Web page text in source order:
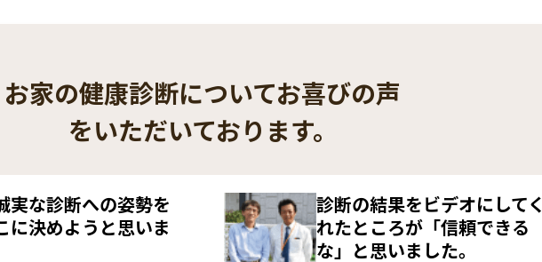
お家の健康診断についてお喜びの声
をいただいております。
実な診断への姿勢を
に決めようと思いま
診断の結果をビデオにしてく
れたところが「信頼できる
な」と思いました。